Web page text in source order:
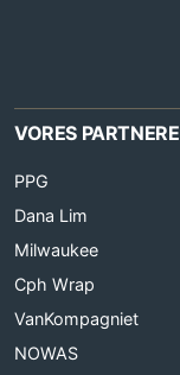
VORES PARTNERE
PPG
Dana Lim
Milwaukee
Cph Wrap
VanKompagniet
NOWAS